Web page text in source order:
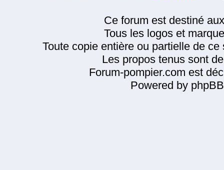
Ce forum est destiné
Tous les logos et
Toute copie entière ou partielle de
Les propos tenus sont
Forum-pompier.com est
Powered by